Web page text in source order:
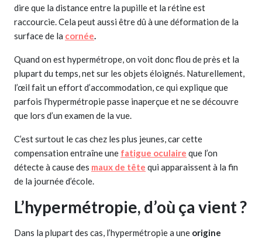
dire que la distance entre la pupille et la rétine est
raccourcie. Cela peut aussi être dû à une déformation de la
surface de la cornée.
Quand on est hypermétrope, on voit donc flou de près et la
plupart du temps, net sur les objets éloignés. Naturellement,
l’œil fait un effort d’accommodation, ce qui explique que
parfois l’hypermétropie passe inaperçue et ne se découvre
que lors d’un examen de la vue.
C’est surtout le cas chez les plus jeunes, car cette
compensation entraîne une fatigue oculaire que l’on
détecte à cause des maux de tête qui apparaissent à la fin
de la journée d’école.
L’hypermétropie, d’où ça vient ?
Dans la plupart des cas, l’hypermétropie a une origine